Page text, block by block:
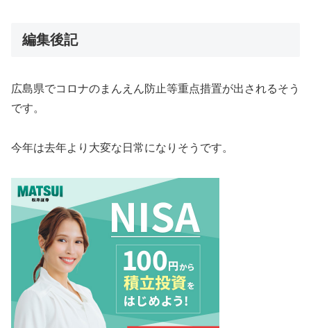
編集後記
広島県でコロナのまんえん防止等重点措置が出されるそう
です。
今年は去年より大変な日常になりそうです。